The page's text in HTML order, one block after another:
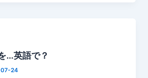
…英語で？
24